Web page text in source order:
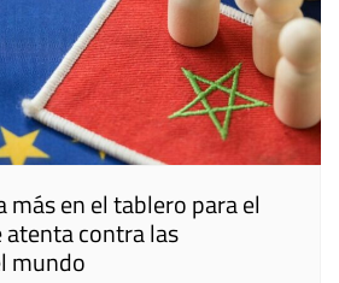
más en el tablero para el
contra las
mundo